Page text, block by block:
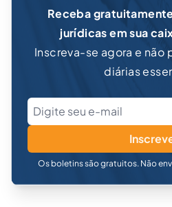
Receba
jurídicas em sua
Inscreva-se agora e não
diárias
Os boletins são gratuitos. Não